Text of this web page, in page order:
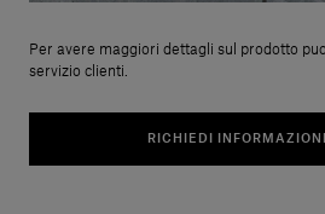
Per avere maggiori dettagli sul prodotto
servizio clienti.
RICHIEDI INFORMAZIONI